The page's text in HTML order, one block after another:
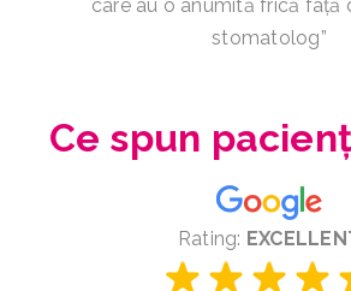
care au o anumită frică față
stomatolog”
Ce spun
Rating: